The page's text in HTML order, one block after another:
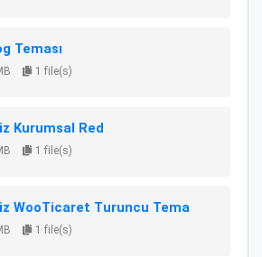
Teması
1 file(s)
Kurumsal Red
1 file(s)
WooTicaret Turuncu Tema
1 file(s)